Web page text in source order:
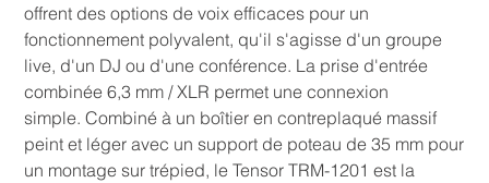
offrent des options de voix efficaces pour un
fonctionnement polyvalent, qu'il s'agisse d'un groupe
live, d'un DJ ou d'une conférence. La prise d'entrée
combinée 6,3 mm / XLR permet une connexion
simple. Combiné à un boîtier en contreplaqué massif
peint et léger avec un support de poteau de 35 mm pour
un montage sur trépied, le Tensor TRM-1201 est la